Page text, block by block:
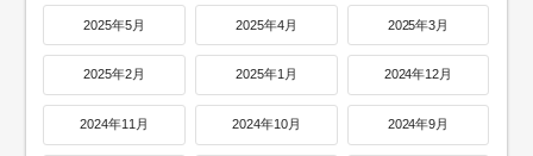
2025年5月 2025年4月 2025年3月
2025年2月 2025年1月 2024年12月
2024年11月 2024年10月 2024年9月